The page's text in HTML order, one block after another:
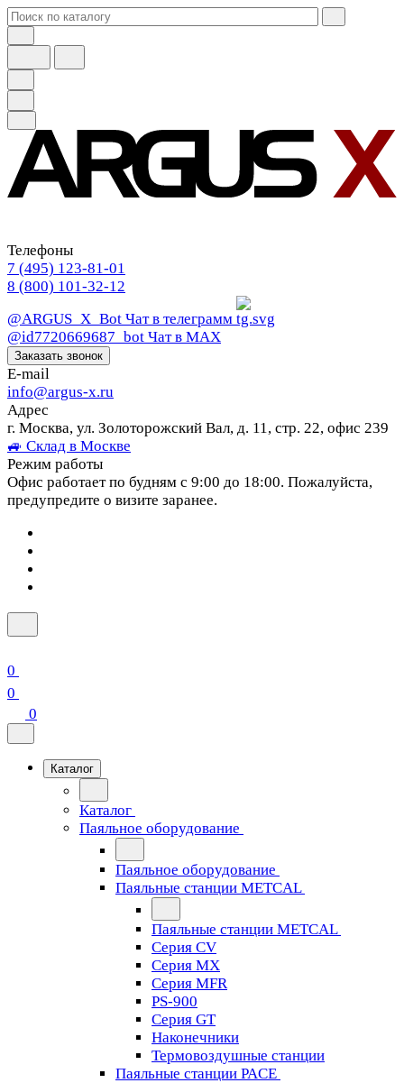
Телефоны
7 (495) 123-81-01
8 (800) 101-32-12
@ARGUS_X_Bot Чат в телеграмм
@id7720669687_bot Чат в МАХ
Заказать звонок
E-mail
info@argus-x.ru
Адрес
г. Москва, ул. Золоторожский Вал, д. 11, стр. 22, офис 239
🚙 Склад в Москве
Режим работы
Офис работает по будням с 9:00 до 18:00. Пожалуйста,
предупредите о визите заранее.
0
0
0
Каталог
Каталог
Паяльное оборудование
Паяльное оборудование
Паяльные станции METCAL
Паяльные станции METCAL
Серия CV
Серия MX
Серия MFR
PS-900
Серия GT
Наконечники
Термовоздушные станции
Паяльные станции PACE